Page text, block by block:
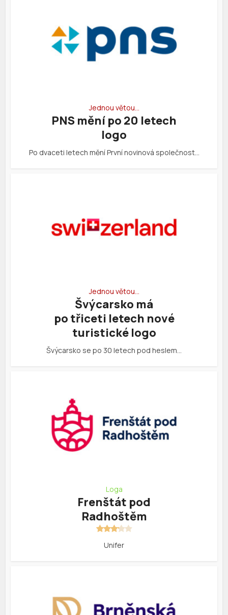
Jednou větou…
PNS mění po 20 letech
logo
Po dvaceti letech mění První novinová společnost…
Jednou větou…
Švýcarsko má
po třiceti letech nové
turistické logo
Švýcarsko se po 30 letech pod heslem…
Loga
Frenštát pod
Radhoštěm
Unifer